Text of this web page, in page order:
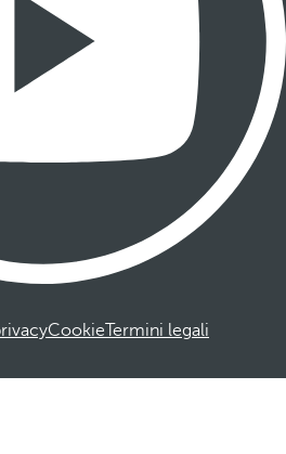
CookieTermini legali